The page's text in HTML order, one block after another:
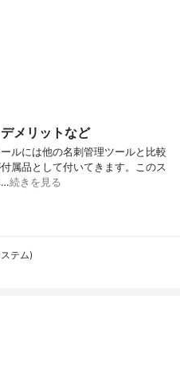
メリットなど
ルには他の名刺管理ツールと比較
属品として付いてきます。このス
…続きを見る
テム)